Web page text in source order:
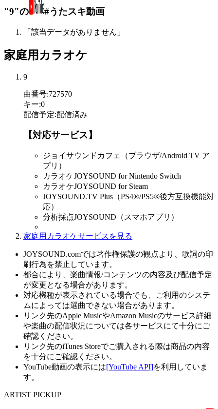
"9"の #うたスキ動画
「該当データがありません」
家庭用カラオケ
9
曲番号:727570
キー:0
配信予定:配信済み
【対応サービス】
ジョイサウンドカフェ（ブラウザ/Android TV ア
プリ）
カラオケJOYSOUND for Nintendo Switch
カラオケJOYSOUND for Steam
JOYSOUND.TV Plus（PS4®/PS5®後方互換機能対
応）
分析採点JOYSOUND（スマホアプリ）
家庭用カラオケサービスを見る
JOYSOUND.comでは著作権保護の観点より、歌詞の印
刷行為を禁止しています。
都合により、楽曲情報/コンテンツの内容及び配信予定
が変更となる場合があります。
対応機種が表示されている場合でも、ご利用のシステ
ムによっては選曲できない場合があります。
リンク先のApple MusicやAmazon Musicのサービス詳細
や楽曲の配信状況については各サービスにて十分にご
確認ください。
リンク先のiTunes Storeでご購入される際は商品の内容
を十分にご確認ください。
YouTube動画の表示には[YouTube API]を利用していま
す。
ARTIST PICKUP